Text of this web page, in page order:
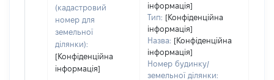
(кадастровий
номер для
земельної
ділянки):
[Конфіденційна
інформація]
інформація]
Тип: [Конфіденційна
інформація]
Назва: [Конфіденційна
інформація]
Номер будинку/
земельної ділянки: